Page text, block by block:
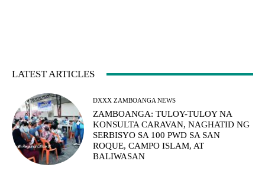
LATEST ARTICLES
DXXX ZAMBOANGA NEWS
ZAMBOANGA: TULOY-TULOY NA
KONSULTA CARAVAN, NAGHATID NG
SERBISYO SA 100 PWD SA SAN
ROQUE, CAMPO ISLAM, AT
BALIWASAN